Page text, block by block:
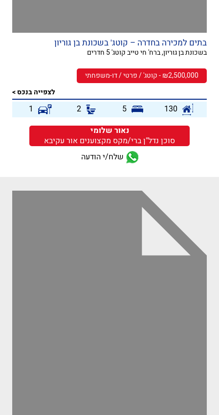
בתים למכירה בחדרה – קוטג' בשכונת בן גוריון
בשכונת בן גוריון, ברח' חי טייב קוטג' 5 חדרים
₪2,500,000 - קוטג' / פרטי / דו-משפחתי
לצפייה בנכס >
130
5
2
1
נאור שלומי
סוכן נדל"ן ברי/מקס מקצוענים אור עקיבא
שלח/י הודעה